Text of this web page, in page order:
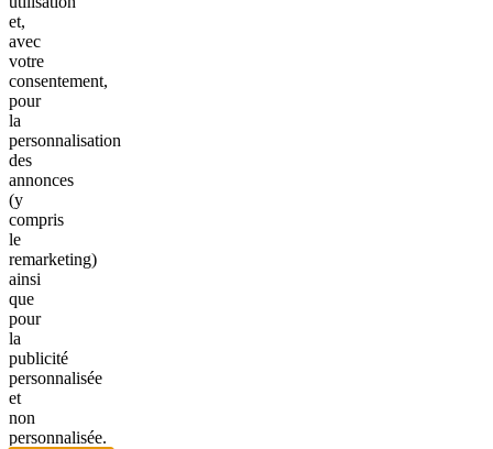
et,
avec
votre
consentement,
pour
la
personnalisation
des
annonces
(y
compris
le
remarketing)
ainsi
que
pour
la
publicité
personnalisée
et
non
personnalisée.